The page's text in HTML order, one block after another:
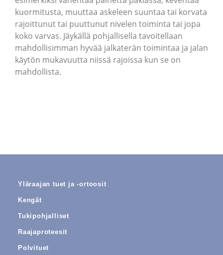
kuormitusta, muuttaa askeleen suuntaa tai korvata
rajoittunut tai puuttunut nivelen toiminta tai jopa
koko varvas. Jäykällä pohjallisella tavoitellaan
mahdollisimman hyvää jalkaterän toimintaa ja jalan
käytön mukavuutta niissä rajoissa kun se on
mahdollista.
Yläraajan tuet ja -ortoosit
Kengät
Tukipohjalliset
Raajaproteesit
Polvituet